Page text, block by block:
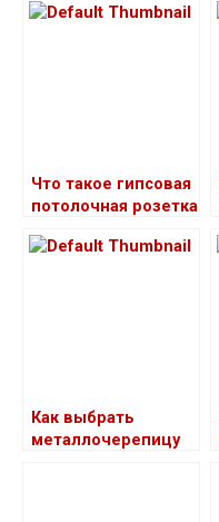
Что такое гипсовая
потолочная розетка
Как выбрать
металлочерепицу